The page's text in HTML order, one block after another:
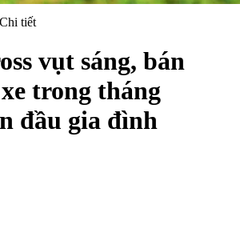
Chi tiết
vụt sáng, bán
trong tháng
đầu gia đình